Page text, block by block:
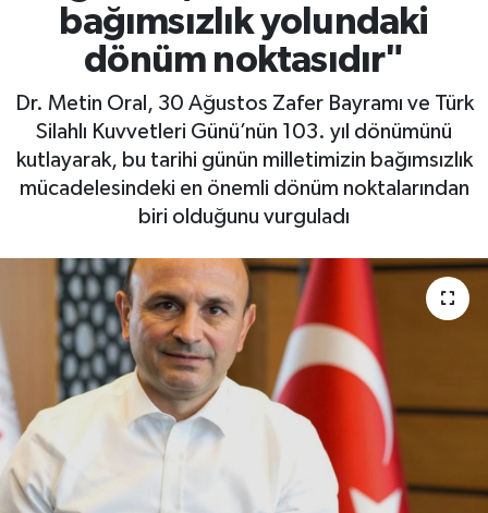
bağımsızlık yolundaki
dönüm noktasıdır"
Dr. Metin Oral, 30 Ağustos Zafer Bayramı ve Türk
Silahlı Kuvvetleri Günü’nün 103. yıl dönümünü
kutlayarak, bu tarihi günün milletimizin bağımsızlık
mücadelesindeki en önemli dönüm noktalarından
biri olduğunu vurguladı
Yaşam